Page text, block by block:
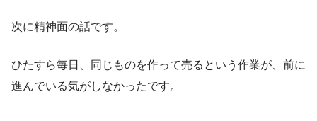
次に精神面の話です。
ひたすら毎日、同じものを作って売るという作業が、前に
進んでいる気がしなかったです。